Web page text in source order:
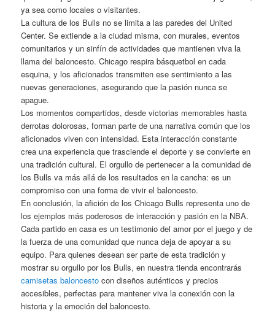
ya sea como locales o visitantes.
La cultura de los Bulls no se limita a las paredes del United
Center. Se extiende a la ciudad misma, con murales, eventos
comunitarios y un sinfín de actividades que mantienen viva la
llama del baloncesto. Chicago respira básquetbol en cada
esquina, y los aficionados transmiten ese sentimiento a las
nuevas generaciones, asegurando que la pasión nunca se
apague.
Los momentos compartidos, desde victorias memorables hasta
derrotas dolorosas, forman parte de una narrativa común que los
aficionados viven con intensidad. Esta interacción constante
crea una experiencia que trasciende el deporte y se convierte en
una tradición cultural. El orgullo de pertenecer a la comunidad de
los Bulls va más allá de los resultados en la cancha: es un
compromiso con una forma de vivir el baloncesto.
En conclusión, la afición de los Chicago Bulls representa uno de
los ejemplos más poderosos de interacción y pasión en la NBA.
Cada partido en casa es un testimonio del amor por el juego y de
la fuerza de una comunidad que nunca deja de apoyar a su
equipo. Para quienes desean ser parte de esta tradición y
mostrar su orgullo por los Bulls, en nuestra tienda encontrarás
camisetas baloncesto con diseños auténticos y precios
accesibles, perfectas para mantener viva la conexión con la
historia y la emoción del baloncesto.